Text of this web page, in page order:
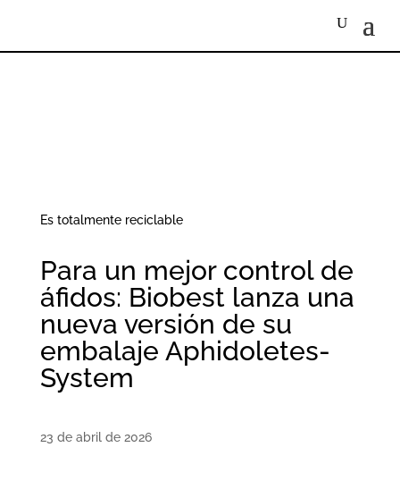
Es totalmente reciclable
Para un mejor control de
áfidos: Biobest lanza una
nueva versión de su
embalaje Aphidoletes-
System
23 de abril de 2026